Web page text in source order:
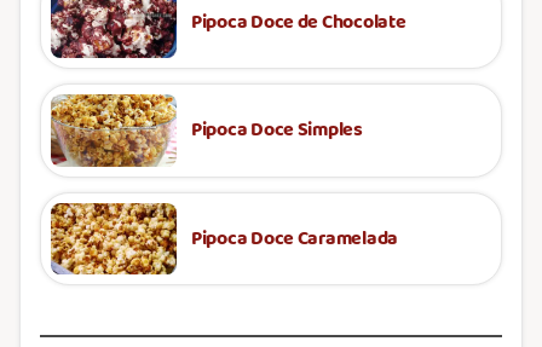
Pipoca Doce de Chocolate
Pipoca Doce Simples
Pipoca Doce Caramelada